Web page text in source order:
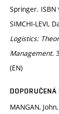
Springer. ISBN
SIMCHI-LEVI,
Logistics:
Management.
(EN)
DOPORUČENÁ
MANGAN,